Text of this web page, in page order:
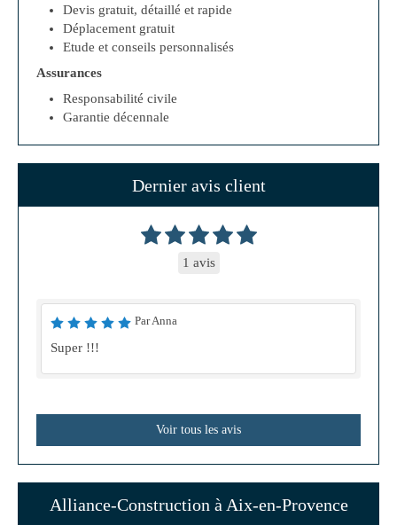
Devis gratuit, détaillé et rapide
Déplacement gratuit
Etude et conseils personnalisés
Assurances
Responsabilité civile
Garantie décennale
Dernier avis client
1 avis
Par Anna
Super !!!
Voir tous les avis
Alliance-Construction à Aix-en-Provence